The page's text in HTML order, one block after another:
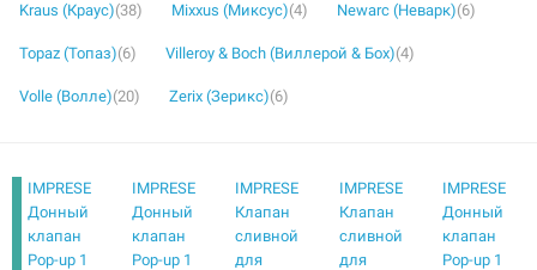
Kraus (Краус)(38) Mixxus (Миксус)(4) Newarc (Неварк)(6)
Topaz (Топаз)(6) Villeroy & Boch (Виллерой & Бох)(4)
Volle (Волле)(20) Zerix (Зерикс)(6)
IMPRESE
Донный
клапан
Pop-up 1
IMPRESE
Донный
клапан
Pop-up 1
IMPRESE
Клапан
сливной
для
IMPRESE
Клапан
сливной
для
IMPRESE
Донный
клапан
Pop-up 1